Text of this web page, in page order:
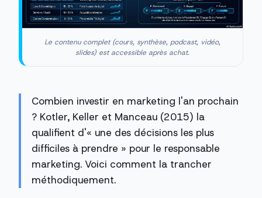
Le contenu complet (cours, synthèse, podcast, vidéo,
slides) est accessible après achat.
Combien investir en marketing l'an prochain
? Kotler, Keller et Manceau (2015) la
qualifient d'« une des décisions les plus
difficiles à prendre » pour le responsable
marketing. Voici comment la trancher
méthodiquement.